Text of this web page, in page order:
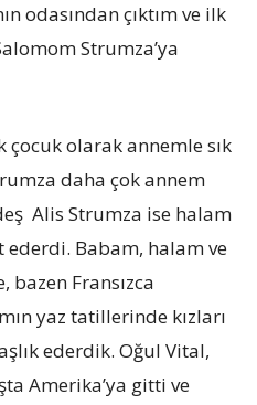
odasından çıktım ve ilk
Strumza’ya
çocuk olarak annemle sık
daha çok annem
Alis Strumza ise halam
ederdi. Babam, halam ve
bazen Fransızca
yaz tatillerinde kızları
ederdik. Oğul Vital,
Amerika’ya gitti ve